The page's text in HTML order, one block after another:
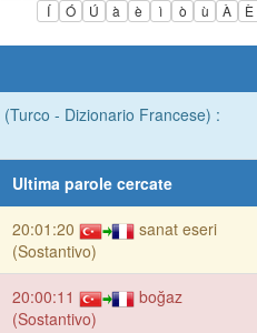
Í
Ó Ú à è ì ò ù À È
(Turco - Dizionario Francese) :
Ultima parole cercate
20:01:20
sanat eseri
(Sostantivo)
20:00:11
boğaz
(Sostantivo)